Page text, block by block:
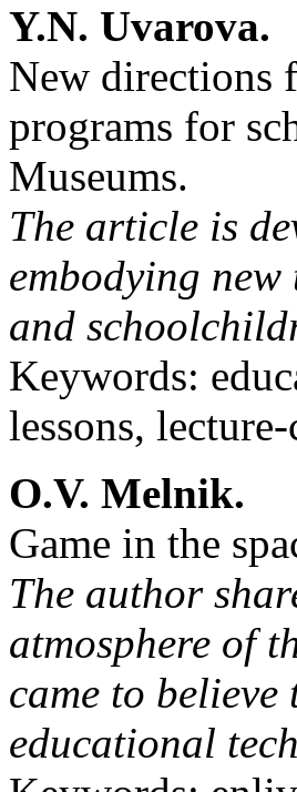
Y.N. Uvarova.
New directions
programs for
Museums.
The article is
embodying
and
Keywords:
lessons,
O.V. Melnik.
Game in the
The author
atmosphere of
came to
educational